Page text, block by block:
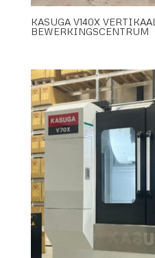
KASUGA V140X VERTIKAAL
BEWERKINGSCENTRUM